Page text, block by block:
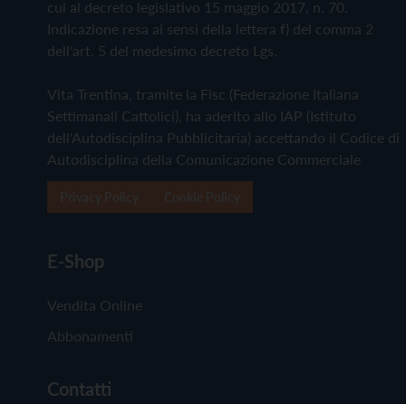
cui al decreto legislativo 15 maggio 2017, n. 70.
Indicazione resa ai sensi della lettera f) del comma 2
dell'art. 5 del medesimo decreto Lgs.
Vita Trentina, tramite la Fisc (Federazione Italiana
Settimanali Cattolici), ha aderito allo IAP (Istituto
dell'Autodisciplina Pubblicitaria) accettando il Codice di
Autodisciplina della Comunicazione Commerciale
E-Shop
Vendita Online
Abbonamenti
Contatti